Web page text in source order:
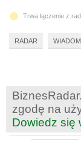
zgodę na
Dowiedz się
Trwa łączenie z
RADAR